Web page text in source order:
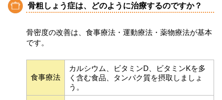
骨粗しょう症は、どのように治療するのですか？
骨密度の改善は、食事療法・運動療法・薬物療法が基本
です。
食事療法
カルシウム、ビタミンD、ビタミンKを多
く含む食品、タンパク質を摂取しましょ
う。